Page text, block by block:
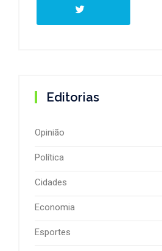
Editorias
Opinião
Política
Cidades
Economia
Esportes